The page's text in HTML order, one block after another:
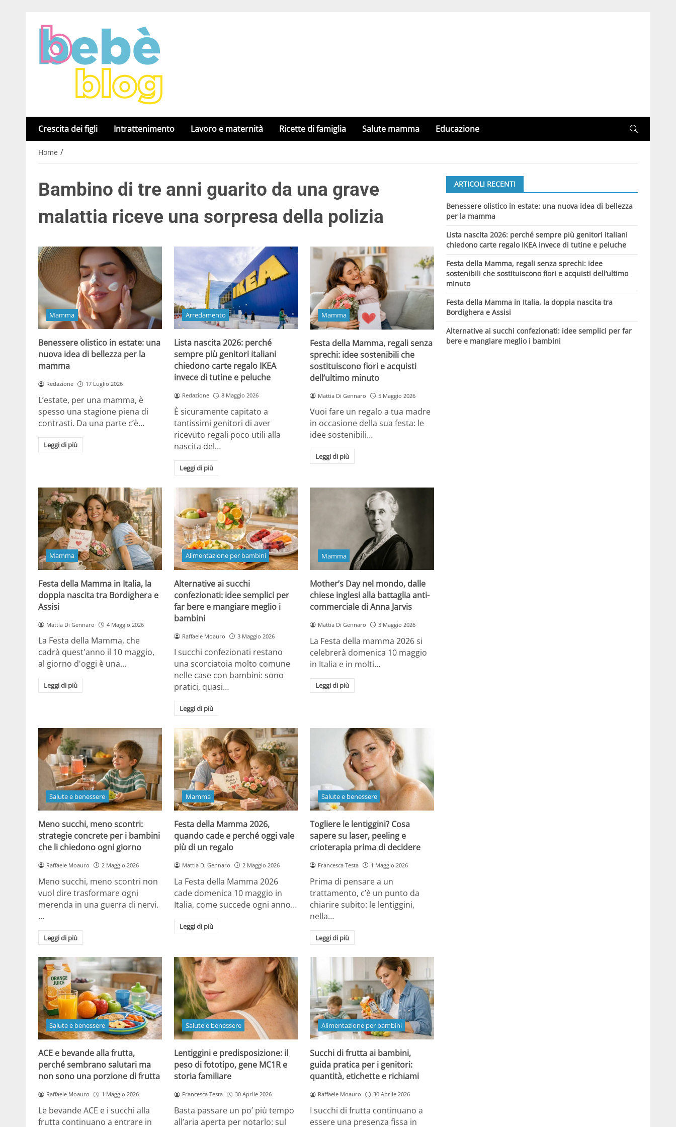
Crescita dei figli Intrattenimento Lavoro e maternità Ricette di famiglia Salute mamma Educazione
Home /
Bambino di tre anni guarito da una grave
malattia riceve una sorpresa della polizia
Mamma
Benessere olistico in estate: una
nuova idea di bellezza per la
mamma
Redazione 17 Luglio 2026
L’estate, per una mamma, è
spesso una stagione piena di
contrasti. Da una parte c’è…
Leggi di più
Arredamento
Lista nascita 2026: perché
sempre più genitori italiani
chiedono carte regalo IKEA
invece di tutine e peluche
Redazione 8 Maggio 2026
È sicuramente capitato a
tantissimi genitori di aver
ricevuto regali poco utili alla
nascita del…
Leggi di più
Mamma
Festa della Mamma, regali senza
sprechi: idee sostenibili che
sostituiscono fiori e acquisti
dell’ultimo minuto
Mattia Di Gennaro 5 Maggio 2026
Vuoi fare un regalo a tua madre
in occasione della sua festa: le
idee sostenibili…
Leggi di più
Mamma
Festa della Mamma in Italia, la
doppia nascita tra Bordighera e
Assisi
Mattia Di Gennaro 4 Maggio 2026
La Festa della Mamma, che
cadrà quest'anno il 10 maggio,
al giorno d'oggi è una…
Leggi di più
Alimentazione per bambini
Alternative ai succhi
confezionati: idee semplici per
far bere e mangiare meglio i
bambini
Raffaele Moauro 3 Maggio 2026
I succhi confezionati restano
una scorciatoia molto comune
nelle case con bambini: sono
pratici, quasi…
Leggi di più
Mamma
Mother’s Day nel mondo, dalle
chiese inglesi alla battaglia anti-
commerciale di Anna Jarvis
Mattia Di Gennaro 3 Maggio 2026
La Festa della mamma 2026 si
celebrerà domenica 10 maggio
in Italia e in molti…
Leggi di più
Salute e benessere
Meno succhi, meno scontri:
strategie concrete per i bambini
che li chiedono ogni giorno
Raffaele Moauro 2 Maggio 2026
Meno succhi, meno scontri non
vuol dire trasformare ogni
merenda in una guerra di nervi.
…
Leggi di più
Mamma
Festa della Mamma 2026,
quando cade e perché oggi vale
più di un regalo
Mattia Di Gennaro 2 Maggio 2026
La Festa della Mamma 2026
cade domenica 10 maggio in
Italia, come succede ogni anno…
Leggi di più
Salute e benessere
Togliere le lentiggini? Cosa
sapere su laser, peeling e
crioterapia prima di decidere
Francesca Testa 1 Maggio 2026
Prima di pensare a un
trattamento, c’è un punto da
chiarire subito: le lentiggini,
nella…
Leggi di più
Salute e benessere
ACE e bevande alla frutta,
perché sembrano salutari ma
non sono una porzione di frutta
Raffaele Moauro 1 Maggio 2026
Le bevande ACE e i succhi alla
frutta continuano a entrare in
Salute e benessere
Lentiggini e predisposizione: il
peso di fototipo, gene MC1R e
storia familiare
Francesca Testa 30 Aprile 2026
Basta passare un po’ più tempo
all’aria aperta per notarlo: sul
Alimentazione per bambini
Succhi di frutta ai bambini,
guida pratica per i genitori:
quantità, etichette e richiami
Raffaele Moauro 30 Aprile 2026
I succhi di frutta continuano a
essere una presenza fissa in
ARTICOLI RECENTI
Benessere olistico in estate: una nuova idea di bellezza
per la mamma
Lista nascita 2026: perché sempre più genitori italiani
chiedono carte regalo IKEA invece di tutine e peluche
Festa della Mamma, regali senza sprechi: idee
sostenibili che sostituiscono fiori e acquisti dell’ultimo
minuto
Festa della Mamma in Italia, la doppia nascita tra
Bordighera e Assisi
Alternative ai succhi confezionati: idee semplici per far
bere e mangiare meglio i bambini